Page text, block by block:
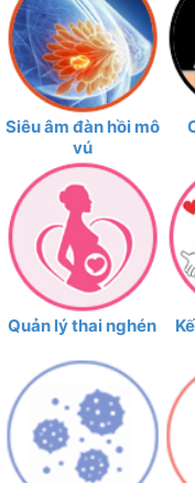
Siêu âm đàn hồi mô
vú
Quản lý thai nghén